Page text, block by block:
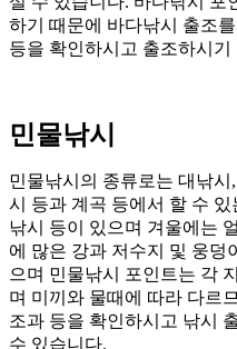
하기 때문에 바다낚시 출조
등을 확인하시고 출조하시기
민물낚시
민물낚시의 종류로는 대낚
시 등과 계곡 등에서 할 수 있
낚시 등이 있으며 겨울에는
에 많은 강과 저수지 및 웅덩
으며 민물낚시 포인트는 각
며 미끼와 물때에 따라 다르
조과 등을 확인하시고 낚시
수 있습니다.